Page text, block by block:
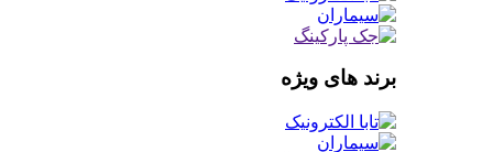
برند های ویژه